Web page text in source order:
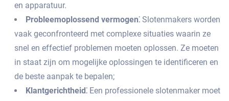
en apparatuur.
Probleemoplossend vermogen⁚ Slotenmakers worden
vaak geconfronteerd met complexe situaties waarin ze
snel en effectief problemen moeten oplossen.​ Ze moeten
in staat zijn om mogelijke oplossingen te identificeren en
de beste aanpak te bepalen;
Klantgerichtheid⁚ Een professionele slotenmaker moet